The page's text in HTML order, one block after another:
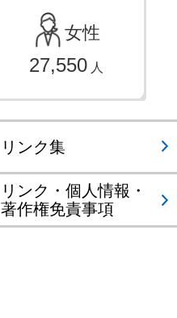
女性
27,550 人
リンク集
リンク・個人情報・
著作権免責事項